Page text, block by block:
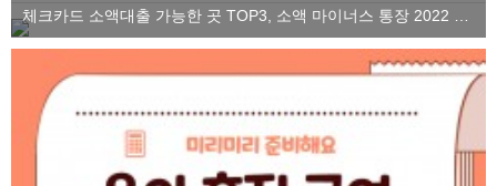
체크카드 소액대출 가능한 곳 TOP3, 소액 마이너스 통장 2022 ver.